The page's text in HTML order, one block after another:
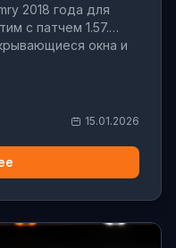
2018 года для
с патчем 1.57.
окна и
15.01.2026